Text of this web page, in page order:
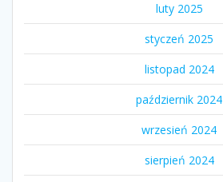
luty 2025
styczeń 2025
listopad 2024
październik 2024
wrzesień 2024
sierpień 2024